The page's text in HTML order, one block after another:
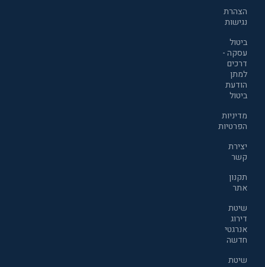
הצהרת
נגישות
ביטול
עסקה -
דרכים
למתן
הודעת
ביטול
מדיניות
הפרטיות
יצירת
קשר
תקנון
אתר
שיטת
דירוג
אנרגטי
חדשה
שיטת